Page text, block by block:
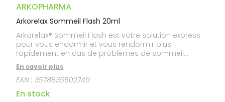
ARKOPHARMA
Arkorelax Sommeil Flash 20ml
Arkorelax® Sommeil Flash est votre solution express
pour vous endormir et vous rendormir plus
rapidement en cas de problèmes de sommeil
occasionnels, de réveils au milieu de la nuit ou de jet
lag (décalage horaire).
En savoir plus
EAN :3578835502749
En stock